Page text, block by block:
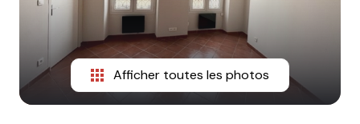
Afficher toutes les photos